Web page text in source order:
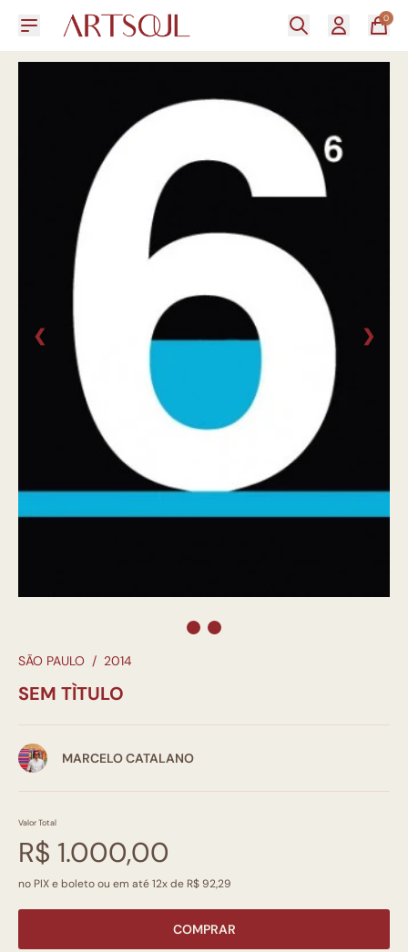
0
❮ ❯
SÃO PAULO / 2014
SEM TÌTULO
MARCELO CATALANO
Valor Total
R$ 1.000,00
no PIX e boleto ou em até 12x de R$ 92,29
COMPRAR